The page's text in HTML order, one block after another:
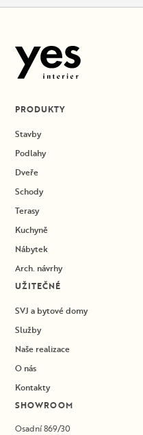
PRODUKTY
Stavby
Podlahy
Dveře
Schody
Terasy
Kuchyně
Nábytek
Arch. návrhy
UŽITEČNÉ
SVJ a bytové domy
Služby
Naše realizace
O nás
Kontakty
SHOWROOM
Osadní 869/30